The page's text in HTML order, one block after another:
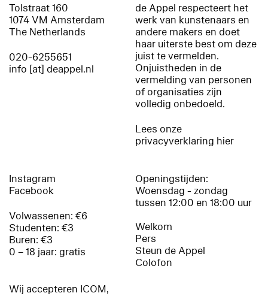
Tolstraat 160
1074 VM Amsterdam
The Netherlands
020-6255651
info [at] deappel.nl
de Appel respecteert het
werk van kunstenaars en
andere makers en doet
haar uiterste best om deze
juist te vermelden.
Onjuistheden in de
vermelding van personen
of organisaties zijn
volledig onbedoeld.
Lees onze
privacyverklaring hier
Instagram
Facebook
Volwassenen: €6
Studenten: €3
Buren: €3
0 – 18 jaar: gratis
Wij accepteren ICOM,
Openingstijden:
Woensdag - zondag
tussen 12:00 en 18:00 uur
Welkom
Pers
Steun de Appel
Colofon